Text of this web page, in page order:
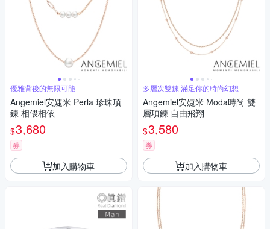
優雅背後的無限可能
Angemiel安婕米 Perla 珍珠項
鍊 相偎相依
$3,680
券
加入購物車
多層次雙鍊 滿足你的時尚幻想
Angemiel安婕米 Moda時尚 雙
層項鍊 自由飛翔
$3,580
券
加入購物車